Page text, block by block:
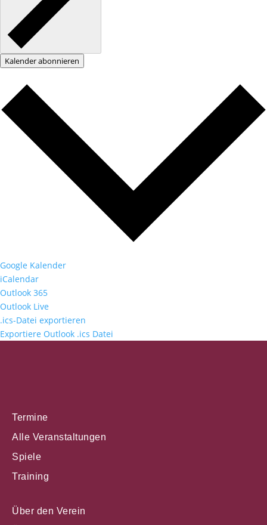
Kalender abonnieren
Google Kalender
iCalendar
Outlook 365
Outlook Live
.ics-Datei exportieren
Exportiere Outlook .ics Datei
Termine
Alle Veranstaltungen
Spiele
Training
Über den Verein